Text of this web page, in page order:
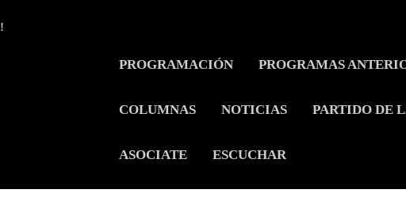
PROGRAMACIÓN PROGRAMAS
COLUMNAS NOTICIAS PARTIDO DE
ASOCIATE ESCUCHAR